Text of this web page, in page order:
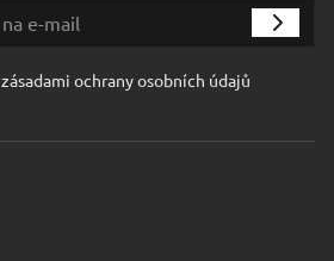
zásadami ochrany osobních údajů